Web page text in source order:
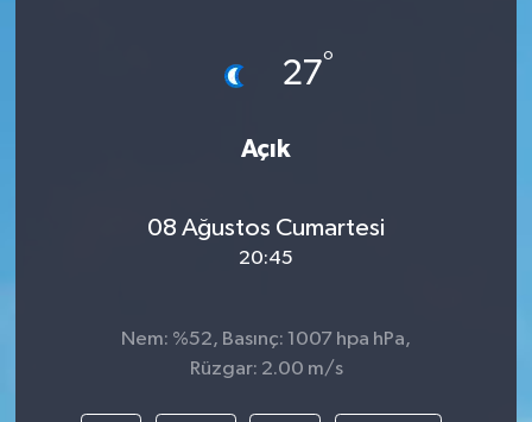
27°
Açık
08 Ağustos Cumartesi
20:45
Nem: %52, Basınç: 1007 hpa hPa,
Rüzgar: 2.00 m/s